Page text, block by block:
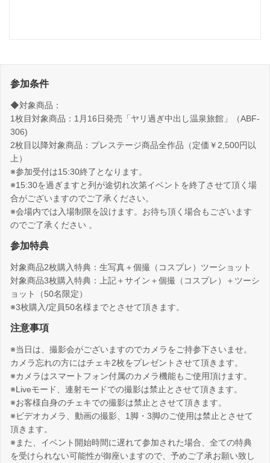
参加条件
◆対象商品：
1枚目対象商品：1月16日発売「ヤリ過ぎ中出し温泉旅館」（ABF-
306)
2枚目以降対象商品：プレステージ商品全作品（定価￥2,500円以
上）
※参加受付は15:30終了となります。
※15:30を過ぎますと列が途切れ次第イベントを終了させて頂く場
合がございますのでご了承ください。
※会場内では入場制限を設けます。お待ち頂く場合もございます
のでご了承ください 。
参加特典
対象商品2枚購入特典：生写真＋個撮（コスプレ）ツーショット
対象商品3枚購入特典：上記＋サイン＋個撮（コスプレ）＋ツーシ
ョット（50名限定）
※3枚購入/定員50名様までとさせて頂きます。
注意事項
※当日は、撮影会がございますのでカメラをご持参下さいませ。
カメラ忘れの方にはチェキ2枚をプレゼントさせて頂きます。
※カメラはスマートフォン付属のカメラ機能もご使用頂けます。
※Liveモード、連射モードでの撮影は禁止とさせて頂きます。
※お客様自身のチェキでの撮影は禁止とさせて頂きます。
※ビデオカメラ、動画の撮影、1脚・3脚のご使用は禁止とさせて
頂きます。
※また、イベント開始時間に遅れて参加された場合、全ての特典
を受けられない可能性が御座いますので、予めご了承お願い致し